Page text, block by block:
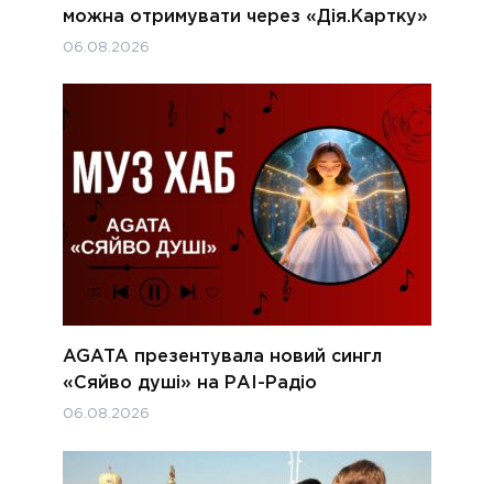
можна отримувати через «Дія.Картку»
06.08.2026
AGATA презентувала новий сингл
«Сяйво душі» на РАІ-Радіо
06.08.2026